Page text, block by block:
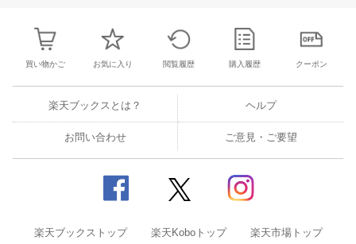
買い物かご お気に入り 閲覧履歴 購入履歴 クーポン
楽天ブックスとは？ ヘルプ
お問い合わせ ご意見・ご要望
楽天ブックストップ 楽天Koboトップ 楽天市場トップ